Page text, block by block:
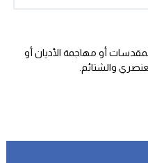
أو مهاجمة الأديان أو
والشتائم‬.